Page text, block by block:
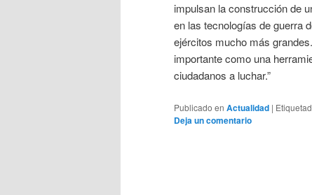
impulsan la construcción de
en las tecnologías de guerra
ejércitos mucho más
importante como una
ciudadanos a luchar.”
Publicado en Actualidad |
Deja un comentario